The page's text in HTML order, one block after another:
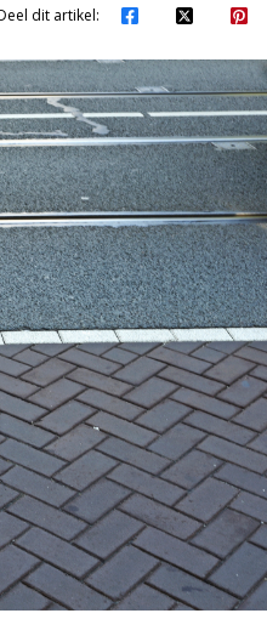
dit artikel: